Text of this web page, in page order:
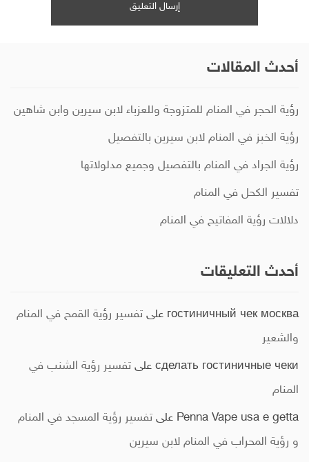
أحدث المقالات
رؤية الحجر في المنام للمتزوجة وللعزباء لابن سيرين وابن شاهين
رؤية الخبز في المنام لابن سيرين بالتفصيل
رؤية الجراد في المنام بالتفصيل وجميع مدلولاتها
تفسير الكحل في المنام
دلالات رؤية المفاتيح في المنام
أحدث التعليقات
гостиничный чек москва على تفسير رؤية القمح في المنام
والشعير
сделать гостиничные чеки على تفسير رؤية الشنب في
المنام
Penna Vape usa e getta على تفسير رؤية المسجد في المنام
و رؤية المحراب في المنام لابن سيرين